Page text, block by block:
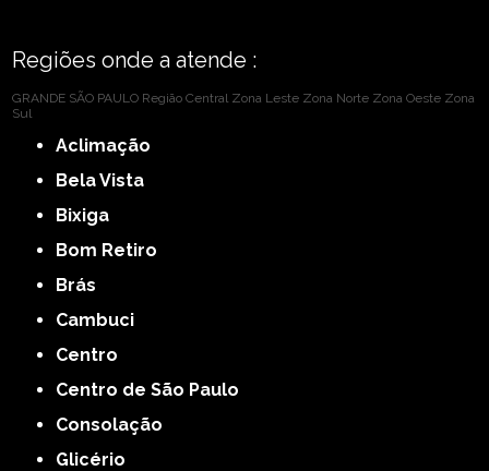
Regiões onde a atende :
GRANDE SÃO PAULO Região Central Zona Leste Zona Norte Zona Oeste Zona
Sul
Aclimação
Bela Vista
Bixiga
Bom Retiro
Brás
Cambuci
Centro
Centro de São Paulo
Consolação
Glicério